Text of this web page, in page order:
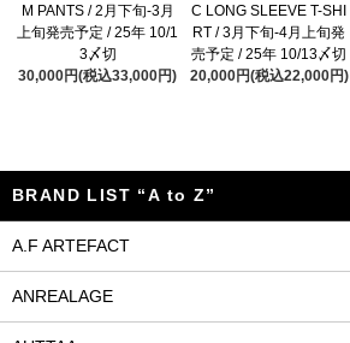
M PANTS / 2月下旬-3月
上旬発売予定 / 25年 10/1
3〆切
30,000円(税込33,000円)
C LONG SLEEVE T-SHI
RT / 3月下旬-4月上旬発
売予定 / 25年 10/13〆切
20,000円(税込22,000円)
BRAND LIST “A to Z”
A.F ARTEFACT
ANREALAGE